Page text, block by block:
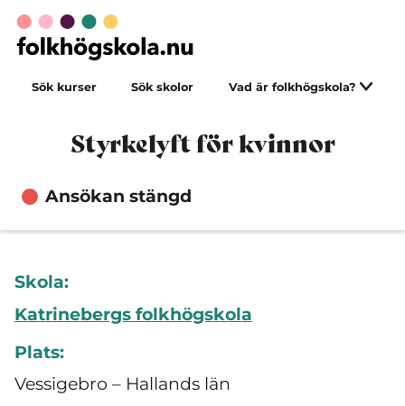
Sök kurser Sök skolor Vad är folkhögskola?
Styrkelyft för kvinnor
Ansökan stängd
Skola:
Katrinebergs folkhögskola
Plats:
Vessigebro – Hallands län